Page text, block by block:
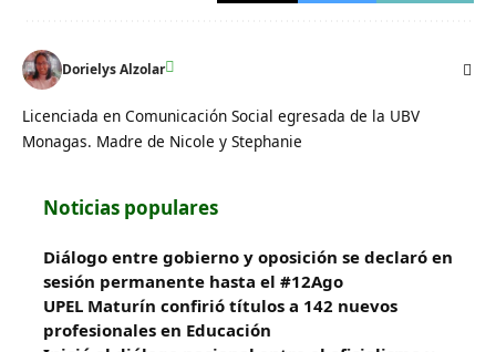
Dorielys Alzolar
Licenciada en Comunicación Social egresada de la UBV
Monagas. Madre de Nicole y Stephanie
Noticias populares
Diálogo entre gobierno y oposición se declaró en
sesión permanente hasta el #12Ago
UPEL Maturín confirió títulos a 142 nuevos
profesionales en Educación